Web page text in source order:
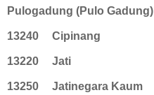
Pulogadung (Pulo Gadung)
13240 Cipinang
13220 Jati
13250 Jatinegara Kaum